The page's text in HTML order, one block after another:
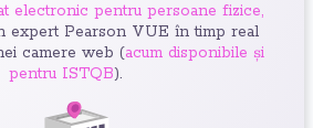
electronic pentru persoane fizice,
expert Pearson VUE în timp real
camere web (acum disponibile și
pentru ISTQB).